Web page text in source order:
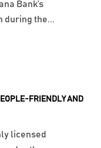
FRIENDLY AND
licensed
Bank’s
during the...